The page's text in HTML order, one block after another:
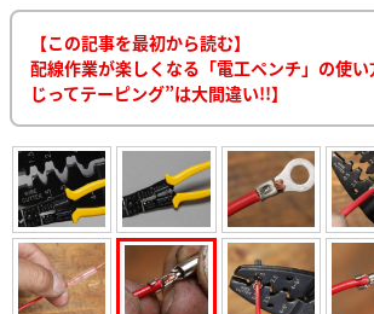
【この記事を最初から読む】
配線作業が楽しくなる「電工ペンチ」の使
じってテーピング”は大間違い!!】